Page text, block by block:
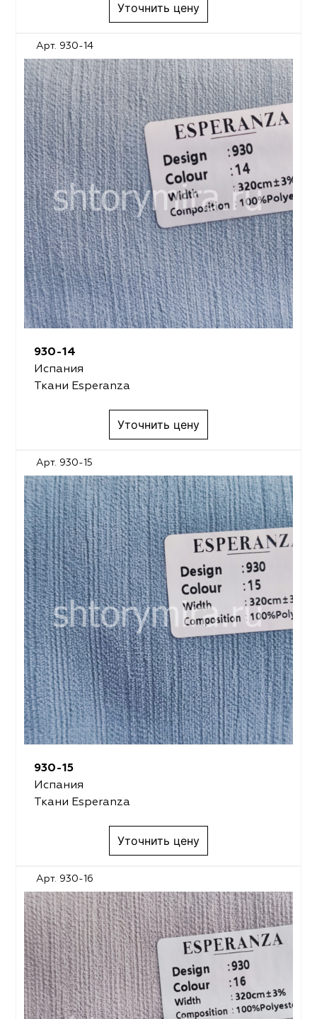
Уточнить цену
Арт. 930-14
930-14
Испания
Ткани Esperanza
Уточнить цену
Арт. 930-15
930-15
Испания
Ткани Esperanza
Уточнить цену
Арт. 930-16